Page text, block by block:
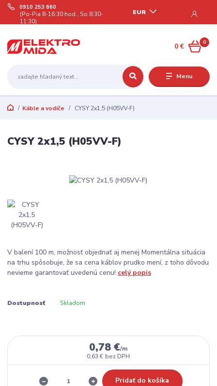
Menu
EUR
0910 253 660
(Po-Pia 8-16:30 hod., So 8:30-
11:30)
0
0 €
Káble a vodiče CYSY 2x1,5 (H05VV-F)
CYSY 2x1,5 (H05VV-F)
V balení 100 m, možnosť objednať aj menej Momentálna situácia
na trhu spôsobuje, že sa cena káblov prudko mení, z toho dôvodu
nevieme garantovať uvedenú cenu! celý popis
Dostupnosť Skladom
0,78 €/m
0,63 € bez DPH
Pridať do košíka